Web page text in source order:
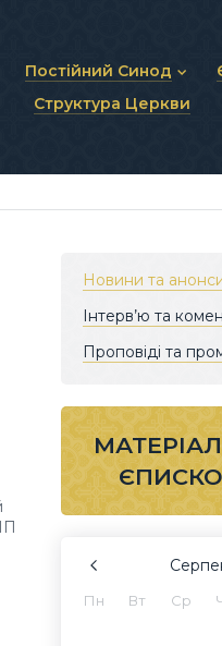
Постійний Синод
Статут Постійного Синоду
Структура Церкви
Новини та
Інтерв’ю та
Проповіді та
Пн Вт Ср